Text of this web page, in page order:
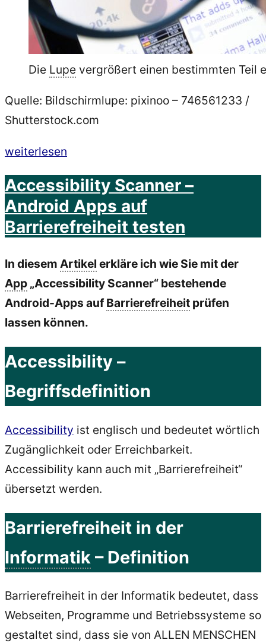
Die Lupe vergrößert einen bestimmten Teil
Quelle: Bildschirmlupe: pixinoo – 746561233 /
Shutterstock.com
„Bildschirmlupe
Was
ist
das?“
weiterlesen
Accessibility Scanner –
Android Apps auf
Barrierefreiheit testen
In diesem Artikel erkläre ich wie Sie mit der
App „Accessibility Scanner“ bestehende
Android-Apps aufBarrierefreiheit prüfen
lassen können.
Accessibility –
Begriffsdefinition
Accessibility ist englisch und bedeutet wörtlich
Zugänglichkeit oder Erreichbarkeit.
Accessibility kann auch mit „Barrierefreiheit“
übersetzt werden.
Barrierefreiheit in der
Informatik – Definition
Barrierefreiheit in der Informatik bedeutet, dass
Webseiten, Programme und Betriebssysteme so
gestaltet sind, dass sie von ALLEN MENSCHEN